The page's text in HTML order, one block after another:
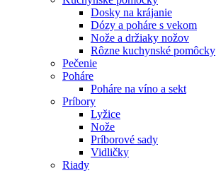
Dosky na krájanie
Dózy a poháre s vekom
Nože a držiaky nožov
Rôzne kuchynské pomôcky
Pečenie
Poháre
Poháre na víno a sekt
Príbory
Lyžice
Nože
Príborové sady
Vidličky
Riady